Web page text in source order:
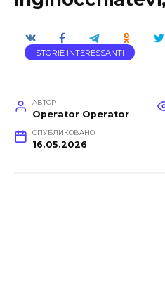
STORIE INTERESSANTI
АВТОР
Operator Operator
ОПУБЛИКОВАНО
16.05.2026